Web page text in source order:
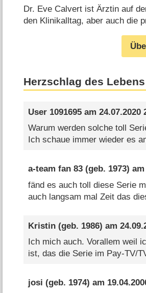
Dr. Eve Calvert ist Ärztin auf
den Klinikalltag, aber auch die
Herzschlag des
User 1091695am 24.07.2020
Warum werden solche toll
Ich schaue immer wieder es
a-team fan 83(geb. 1973) am
fänd es auch toll diese Serie
auch langsam mal Zeit das
Kristin(geb. 1986) am
Ich mich auch. Vorallem weil
ist, das die Serie im Pay-TV/
josi (geb. 1974) am